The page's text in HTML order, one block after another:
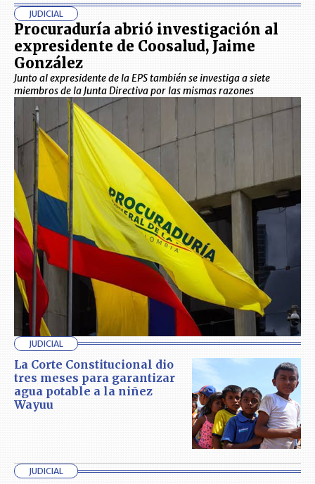
JUDICIAL
Procuraduría abrió investigación al
expresidente de Coosalud, Jaime
González
Junto al expresidente de la EPS también se investiga a siete
miembros de la Junta Directiva por las mismas razones
JUDICIAL
La Corte Constitucional dio
tres meses para garantizar
agua potable a la niñez
Wayuu
JUDICIAL